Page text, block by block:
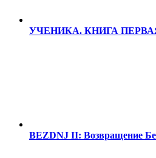
УЧЕНИКА. КНИГА
BEZDNJ II: Возвращение